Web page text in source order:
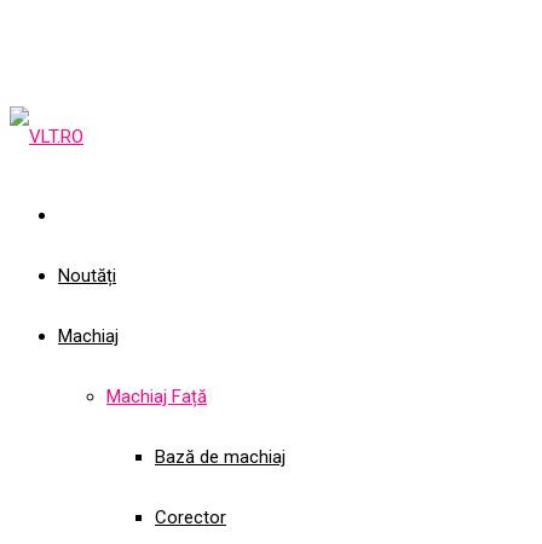
Noutăți
Machiaj
Machiaj Față
Bază de machiaj
Corector